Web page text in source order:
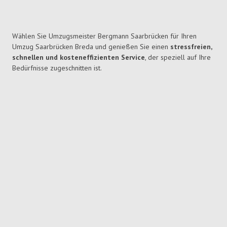
Wählen Sie Umzugsmeister Bergmann Saarbrücken für Ihren
Umzug Saarbrücken Breda und genießen Sie einen stressfreien,
schnellen und kosteneffizienten Service, der speziell auf Ihre
Bedürfnisse zugeschnitten ist.